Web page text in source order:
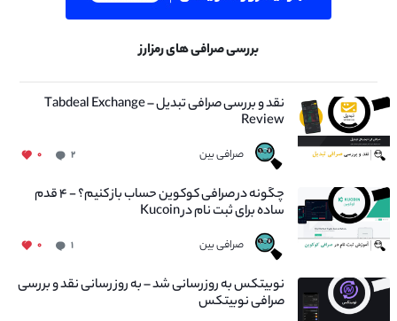
بررسی صرافی های رمزارز
نقد و بررسی صرافی تبدیل – Tabdeal Exchange
Review
صرافی بین ۲ ۰
چگونه در صرافی کوکوین حساب باز کنیم؟ - ۴ قدم
ساده برای ثبت نام در Kucoin
صرافی بین ۱ ۰
نوبیتکس به روزرسانی شد – به روز رسانی نقد و بررسی
صرافی نوبیتکس